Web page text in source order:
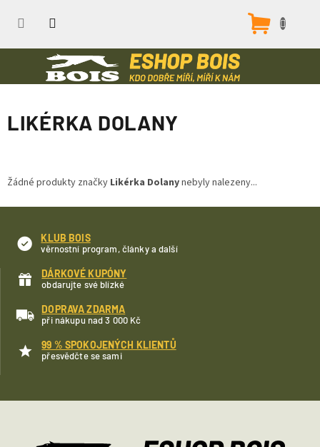
LIKÉRKA DOLANY
Žádné produkty značky Likérka Dolanynebyly nalezeny...
KLUB BOIS
věrnostní program, články a další
DÁRKOVÉ KUPÓNY
obdarujte své blízké
DOPRAVA ZDARMA
při nákupu nad 3 000 Kč
99 % SPOKOJENÝCH KLIENTŮ
přesvědčte se sami